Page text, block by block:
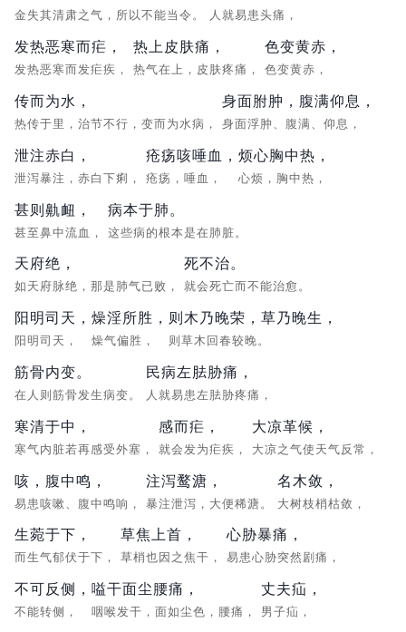
金失其清肃之气，所以不能当令。 人就易患头痛，
发热恶寒而疟，
发热恶寒而发疟疾，
热上皮肤痛，
热气在上，皮肤疼痛，
色变黄赤，
色变黄赤，
传而为水，
热传于里，治节不行，变而为水病，
身面胕肿，腹满仰息，
身面浮肿、腹满、仰息，
泄注赤白，
泄泻暴注，赤白下痢，
疮疡咳唾血，
疮疡，唾血，
烦心胸中热，
心烦，胸中热，
甚则鼽衄，
甚至鼻中流血，
病本于肺。
这些病的根本是在肺脏。
天府绝，
如天府脉绝，那是肺气已败，
死不治。
就会死亡而不能治愈。
阳明司天，
阳明司天，
燥淫所胜，
燥气偏胜，
则木乃晚荣，草乃晚生，
则草木回春较晚。
筋骨内变。
在人则筋骨发生病变。
民病左胠胁痛，
人就易患左胠胁疼痛，
寒清于中，
寒气内脏若再感受外塞，
感而疟，
就会发为疟疾，
大凉革候，
大凉之气使天气反常，
咳，腹中鸣，
易患咳嗽、腹中鸣响，
注泻鹜溏，
暴注泄泻，大便稀溏。
名木敛，
大树枝梢枯敛，
生菀于下，
而生气郁伏于下，
草焦上首，
草梢也因之焦干，
心胁暴痛，
易患心胁突然剧痛，
不可反侧，
不能转侧，
嗌干面尘腰痛，
咽喉发干，面如尘色，腰痛，
丈夫疝，
男子疝，